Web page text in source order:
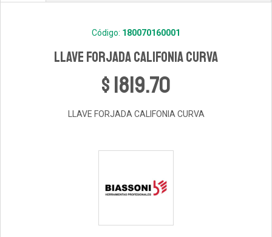
Código: 180070160001
LLAVE FORJADA CALIFONIA CURVA
$ 1819.70
LLAVE FORJADA CALIFONIA CURVA